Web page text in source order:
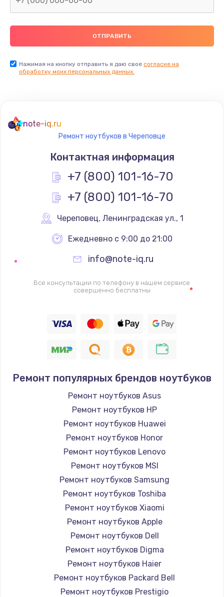
Нажимая на кнопку отправить я даю свое согласие на
обработку моих персональных данных.
note-iq.ru
Ремонт ноутбуков в Череповце
Контактная информация
+7 (800) 101-16-70
+7 (800) 101-16-70
Череповец, Ленинградская ул., 1
Ежедневно с 9:00 до 21:00
info@note-iq.ru
Все консультации по телефону в нашем сервисе
совершенно бесплатны
Ремонт популярных брендов ноутбуков
Ремонт ноутбуков Asus
Ремонт ноутбуков HP
Ремонт ноутбуков Huawei
Ремонт ноутбуков Honor
Ремонт ноутбуков Lenovo
Ремонт ноутбуков MSI
Ремонт ноутбуков Samsung
Ремонт ноутбуков Toshiba
Ремонт ноутбуков Xiaomi
Ремонт ноутбуков Apple
Ремонт ноутбуков Dell
Ремонт ноутбуков Digma
Ремонт ноутбуков Haier
Ремонт ноутбуков Packard Bell
Ремонт ноутбуков Prestigio